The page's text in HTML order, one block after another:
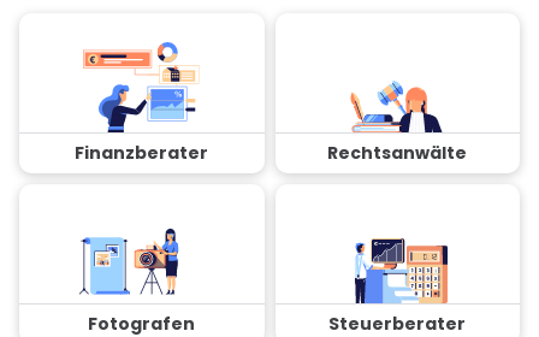
Finanzberater Rechtsanwälte
Fotografen Steuerberater